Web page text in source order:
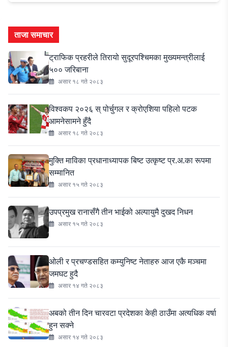
ताजा समाचार
ट्राफिक प्रहरीले तिरायो सुदूरपश्चिमका मुख्यमन्त्रीलाई
५०० जरिबाना
असार १८ गते २०८३
विश्वकप २०२६ स् पोर्चुगल र क्रोएशिया पहिलो पटक
आमनेसामने हुँदै
असार १८ गते २०८३
मुक्ति माविका प्रधानाध्यापक बिष्ट उत्कृष्ट प्र.अ.का रूपमा
सम्मानित
असार १५ गते २०८३
उपप्रमुख रानासँगै तीन भाईको अल्पायुमै दुखद निधन
असार १५ गते २०८३
ओली र प्रचण्डसहित कम्युनिष्ट नेताहरु आज एकै मञ्चमा
जमघट हुदै
असार १४ गते २०८३
अबको तीन दिन चारवटा प्रदेशका केही ठाउँमा अत्यधिक वर्षा
हुन सक्ने
असार १४ गते २०८३